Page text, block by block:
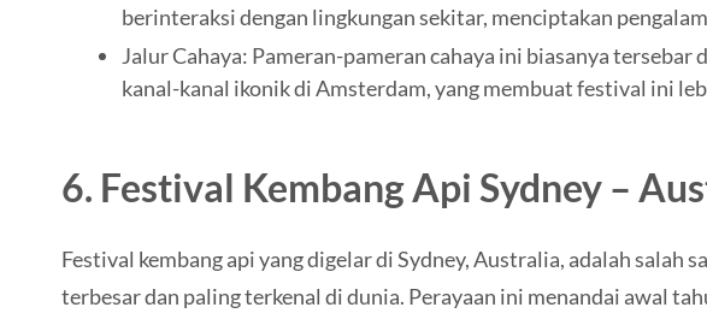
berinteraksi dengan lingkungan sekitar, menciptakan
Jalur Cahaya: Pameran-pameran cahaya ini biasanya tersebar
kanal-kanal ikonik di Amsterdam, yang membuat festival ini
6. Festival Kembang Api Sydney –
Festival kembang api yang digelar di Sydney, Australia, adalah salah
terbesar dan paling terkenal di dunia. Perayaan ini menandai awal